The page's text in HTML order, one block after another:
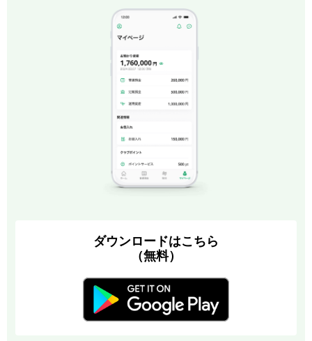
ダウンロードはこちら
（無料）